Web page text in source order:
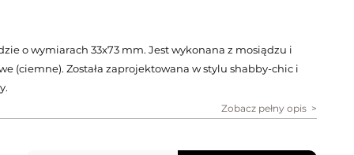
o wymiarach 33x73 mm. Jest wykonana z mosiądzu i
(ciemne). Została zaprojektowana w stylu shabby-chic i
Zobacz pełny opis